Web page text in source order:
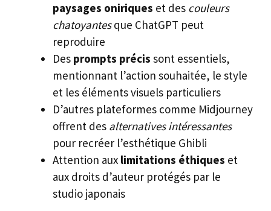
paysages oniriques et des couleurs
chatoyantesque ChatGPT peut
reproduire
Des prompts précis sont essentiels,
mentionnant l’action souhaitée, le style
et les éléments visuels particuliers
D’autres plateformes comme Midjourney
offrent des alternatives intéressantes
pour recréer l’esthétique Ghibli
Attention aux limitations éthiques et
aux droits d’auteur protégés par le
studio japonais